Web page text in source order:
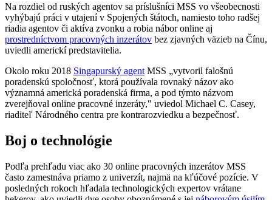
Na rozdiel od ruských agentov sa príslušníci MSS vo všeobecnosti
vyhýbajú práci v utajení v Spojených štátoch, namiesto toho radšej
riadia agentov či aktíva zvonku a robia nábor online aj
prostredníctvom pracovných inzerátov bez zjavných väzieb na Čínu,
uviedli americkí predstavitelia.
Okolo roku 2018 Singapurský agent MSS „vytvoril falošnú
poradenskú spoločnosť, ktorá používala rovnaký názov ako
významná americká poradenská firma, a pod týmto názvom
zverejňoval online pracovné inzeráty," uviedol Michael C. Casey,
riaditeľ Národného centra pre kontrarozviedku a bezpečnosť.
Boj o technológie
Podľa prehľadu viac ako 30 online pracovných inzerátov MSS
často zamestnáva priamo z univerzít, najmä na kľúčové pozície. V
posledných rokoch hľadala technologických expertov vrátane